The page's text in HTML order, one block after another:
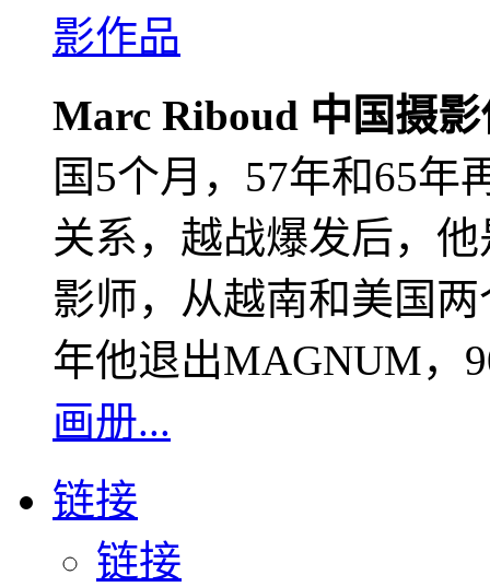
Marc Riboud 中国摄
国5个月，57年和65年
关系，越战爆发后，
影师，从越南和美国
年他退出MAGNUM，
画册...
链接
链接